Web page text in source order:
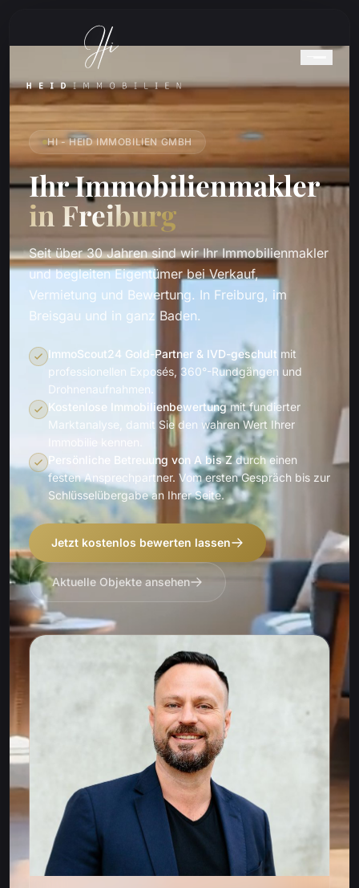
HI - HEID IMMOBILIEN GMBH
Ihr Immobilienmakler
in Freiburg
Seit über 30 Jahren sind wir Ihr Immobilienmakler
und begleiten Eigentümer bei Verkauf,
Vermietung und Bewertung. In Freiburg, im
Breisgau und in ganz Baden.
ImmoScout24 Gold-Partner & IVD-geschult mit
professionellen Exposés, 360°-Rundgängen und
Drohnenaufnahmen.
Kostenlose Immobilienbewertungmit fundierter
Marktanalyse, damit Sie den wahren Wert Ihrer
Immobilie kennen.
Persönliche Betreuung von A bis Zdurch einen
festen Ansprechpartner. Vom ersten Gespräch bis zur
Schlüsselübergabe an Ihrer Seite.
Jetzt kostenlos bewerten lassen
Aktuelle Objekte ansehen